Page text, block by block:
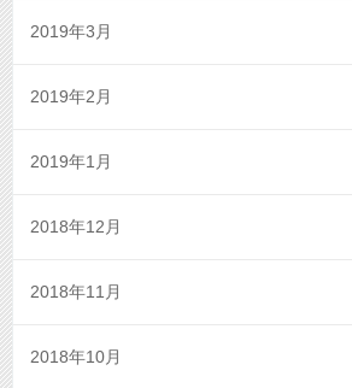
2019年3月
2019年2月
2019年1月
2018年12月
2018年11月
2018年10月